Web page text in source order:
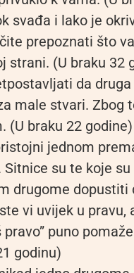
svađa i lako je
prepoznati što
strani. (U braku 32
da
male stvari. Zbog
(U braku 22 godine)
jednom
su te koje
drugome
vi uvijek u pravu,
puno
godinu)